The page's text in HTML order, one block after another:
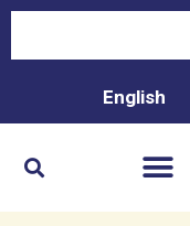
English